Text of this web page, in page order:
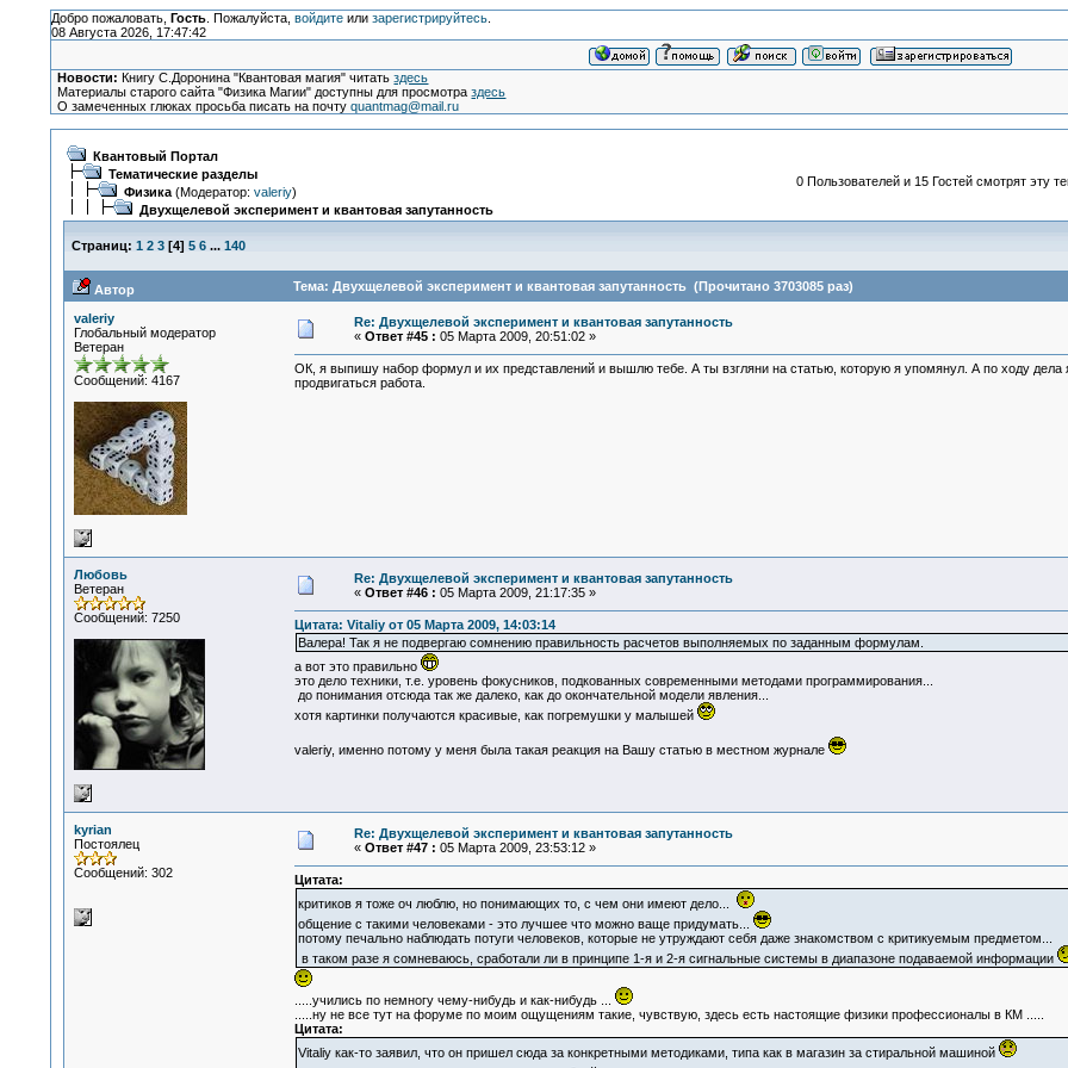
Добро пожаловать, Гость. Пожалуйста, войдитеили зарегистрируйтесь.
08 Августа 2026, 17:47:42
Новости: Книгу С.Доронина "Квантовая магия" читатьздесь
Материалы старого сайта "Физика Магии" доступны для просмотраздесь
О замеченных глюках просьба писать на почтуquantmag@mail.ru
Квантовый Портал
Тематические разделы
Физика(Модератор: valeriy)
Двухщелевой эксперимент и квантовая запутанность
0 Пользователей и 15 Гостей смотрят эту
Страниц: 1 2 3[4] 5 6 ... 140
Автор Тема: Двухщелевой эксперимент и квантовая запутанность (Прочитано 3703085 раз)
valeriy
Глобальный модератор
Ветеран
Сообщений: 4167
Re: Двухщелевой эксперимент и квантовая запутанность
« Ответ #45 : 05 Марта 2009, 20:51:02 »
ОК, я выпишу набор формул и их представлений и вышлю тебе. А ты взгляни на статью, которую я упомянул. А по ходу дела
продвигаться работа.
Любовь
Ветеран
Сообщений: 7250
Re: Двухщелевой эксперимент и квантовая запутанность
« Ответ #46 : 05 Марта 2009, 21:17:35 »
Цитата: Vitaliy от 05 Марта 2009, 14:03:14
Валера! Так я не подвергаю сомнению правильность расчетов выполняемых по заданным формулам.
а вот это правильно
это дело техники, т.е. уровень фокусников, подкованных современными методами программирования...
до понимания отсюда так же далеко, как до окончательной модели явления...
хотя картинки получаются красивые, как погремушки у малышей
valeriy, именно потому у меня была такая реакция на Вашу статью в местном журнале
kyrian
Постоялец
Сообщений: 302
Re: Двухщелевой эксперимент и квантовая запутанность
« Ответ #47 : 05 Марта 2009, 23:53:12 »
Цитата:
критиков я тоже оч люблю, но понимающих то, с чем они имеют дело...
общение с такими человеками - это лучшее что можно ваще придумать...
потому печально наблюдать потуги человеков, которые не утруждают себя даже знакомством с критикуемым предметом...
в таком разе я сомневаюсь, сработали ли в принципе 1-я и 2-я сигнальные системы в диапазоне подаваемой информации
.....учились по немногу чему-нибудь и как-нибудь ...
.....ну не все тут на форуме по моим ощущениям такие, чувствую, здесь есть настоящие физики профессионалы в КМ .....
Цитата:
Vitaliy как-то заявил, что он пришел сюда за конкретными методиками, типа как в магазин за стиральной машиной